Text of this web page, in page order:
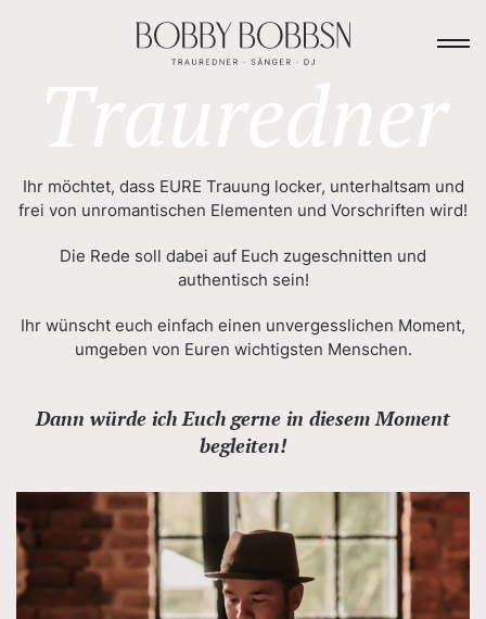
Skip to main content
Ihr möchtet, dass EURE Trauung locker, unterhaltsam und
frei von unromantischen Elementen und Vorschriften wird!
Die Rede soll dabei auf Euch zugeschnitten und
authentisch sein!
Ihr wünscht euch einfach einen unvergesslichen Moment,
umgeben von Euren wichtigsten Menschen.
Dann würde ich Euch gerne in diesem Moment
begleiten!